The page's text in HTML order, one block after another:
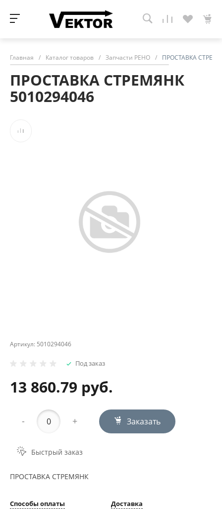
Главная / Каталог товаров / Запчасти РЕНО / ПРОСТАВКА
ПРОСТАВКА СТРЕМЯНК
5010294046
Артикул: 5010294046
Под заказ
13 860.79 руб.
- + Заказать
Быстрый заказ
ПРОСТАВКА СТРЕМЯНК
Способы оплаты Доставка